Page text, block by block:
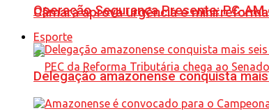
Câmara aprova urgência e
Operação Segurança Presente: PC-
Esporte
Delegação amazonense conquista